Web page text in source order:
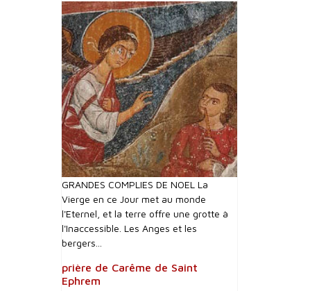
GRANDES COMPLIES DE NOEL La
Vierge en ce Jour met au monde
l'Eternel, et la terre offre une grotte à
l'Inaccessible. Les Anges et les
bergers...
prière de Carême de Saint
Ephrem